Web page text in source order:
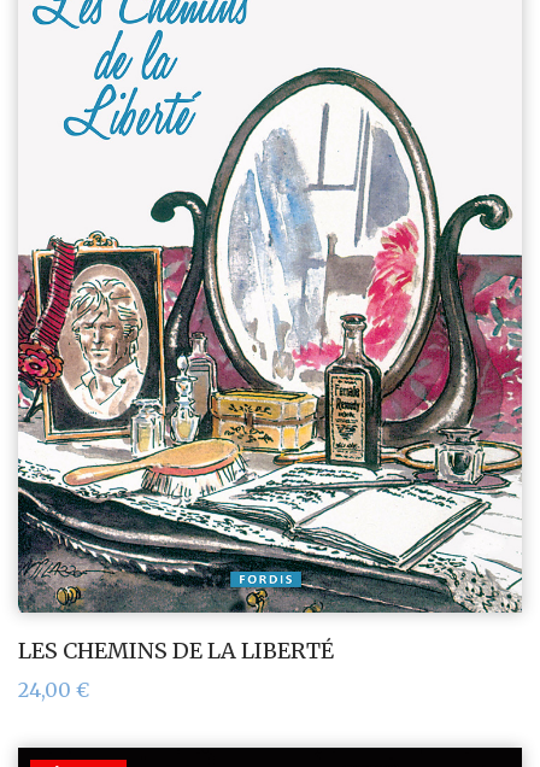
LES CHEMINS DE LA LIBERTÉ
24,00 €